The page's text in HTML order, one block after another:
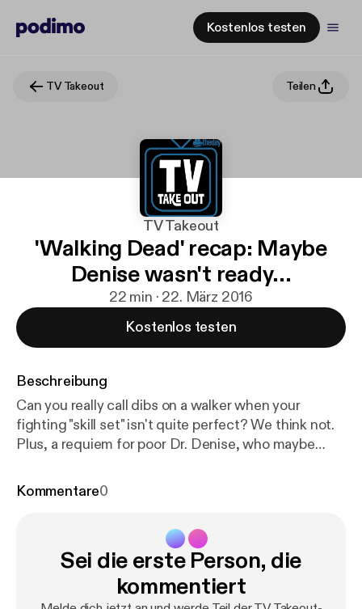
Kostenlos testen
TV Takeout Teilen
TV Takeout
'Walking Dead' recap: Maybe
Denise wasn't ready...
22 min · 22. März 2016
Kostenlos testen
Beschreibung
Can you really call dibs on a walker when your
fighting "skill set" isn't quite perfect? We think not.
Plus, a requiem for poor Dr. Denise, who maybe
other "Walking Dead" topics in today's podcast.
Kommentare0
Sei die erste Person, die
kommentiert